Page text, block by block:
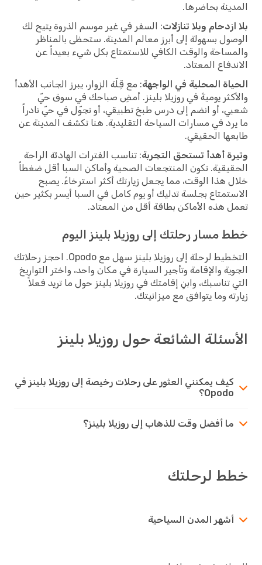
المدينة بحاضرها.
بلا ازدحام وبلا تنازلات: السفر في غير موسم الذروة يتيح لك
الوصول بسهولة إلى أبرز معالم المدينة. ستحظى بالمناظر
والمساحة والوقت الكافي للاستمتاع بكل شيء بعيداً عن
الاندفاع المعتاد.
الحياة المحلية في الواجهة: مع قِلّة الزوار، يبرز الجانب الأهدأ
والأكثر يوميةً في روزيلا بلينز. أمضِ صباحك في سوق حيّ
شعبي، أو انضم إلى درس طبخ تطبيقي، أو تجوّل في حيّ نادراً
ما يرد في مسارات السياحة التقليدية. هنا تكشف المدينة عن
طابعها الحقيقي.
وتيرة أهدأ تستحق التجربة: تناسب الفترات الهادئة الراحة
الحقيقية. تكون المنتجعات الصحية وأماكن السبا أقل ضغطاً
خلال هذا الوقت، مما يجعل زيارتك أكثر استرخاءً. يصبح
الاستمتاع بجلسة تدليك أو يوم كامل في السبا أيسر بكثير حين
تعمل هذه الأماكن بطاقة أقل من المعتاد.
خطط مسار رحلتك إلى روزيلا بلينز اليوم
التخطيط لرحلة إلى روزيلا بلينز سهل مع Opodo. احجز رحلاتك
الجوية والإقامة وتأجير السيارة في مكان واحد، واختر التواريخ
التي تناسبك، وابنِ إقامتك في روزيلا بلينز حول ما تريد فعلاً
زيارته وما يتوافق مع ميزانيتك.
الأسئلة الشائعة حول روزيلا بلينز
كيف يمكنني العثور على رحلات رخيصة إلى روزيلا بلينز في
Opodo؟
ما أفضل وقت للذهاب إلى روزيلا بلينز؟
خطط لرحلتك
أشهر المدن السياحية